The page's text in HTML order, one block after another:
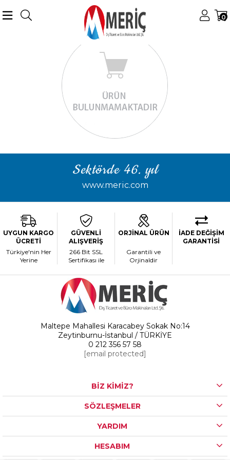
0
Sektörde 46. yıl
www.meric.com
UYGUN KARGO
ÜCRETİ
Türkiye'nin Her
Yerine
GÜVENLİ
ALIŞVERİŞ
266 Bit SSL
Sertifikası ile
ORJİNAL ÜRÜN
Garantili ve
Orjinaldir
İADE DEĞİŞİM
GARANTİSİ
Maltepe Mahallesi Karacabey Sokak No:14
Zeytinburnu-İstanbul / TÜRKİYE
0 212 356 57 58
[email protected]
BİZ KİMİZ?
SÖZLEŞMELER
YARDIM
HESABIM